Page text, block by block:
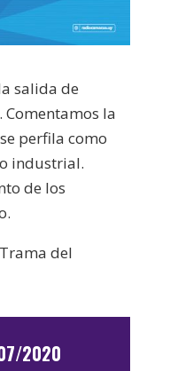
salida de
la
perfila como
industrial.
de los
del
2020